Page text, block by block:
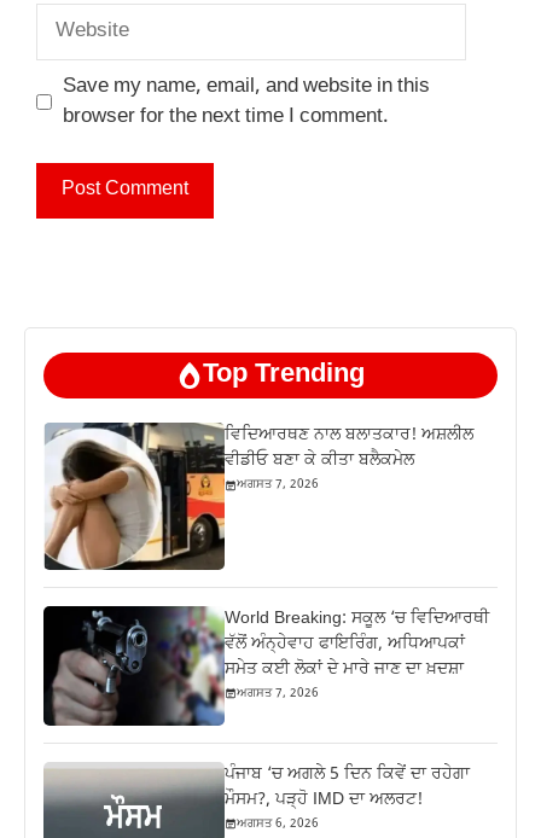
Website
Save my name, email, and website in this
browser for the next time I comment.
Top Trending
ਵਿਦਿਆਰਥਣ ਨਾਲ ਬਲਾਤਕਾਰ! ਅਸ਼ਲੀਲ
ਵੀਡੀਓ ਬਣਾ ਕੇ ਕੀਤਾ ਬਲੈਕਮੇਲ
ਅਗਸਤ 7, 2026
World Breaking: ਸਕੂਲ ‘ਚ ਵਿਦਿਆਰਥੀ
ਵੱਲੋਂ ਅੰਨ੍ਹੇਵਾਹ ਫਾਇਰਿੰਗ, ਅਧਿਆਪਕਾਂ
ਸਮੇਤ ਕਈ ਲੋਕਾਂ ਦੇ ਮਾਰੇ ਜਾਣ ਦਾ ਖ਼ਦਸ਼ਾ
ਅਗਸਤ 7, 2026
ਪੰਜਾਬ ‘ਚ ਅਗਲੇ 5 ਦਿਨ ਕਿਵੇਂ ਦਾ ਰਹੇਗਾ
ਮੌਸਮ?, ਪੜ੍ਹੋ IMD ਦਾ ਅਲਰਟ!
ਅਗਸਤ 6, 2026